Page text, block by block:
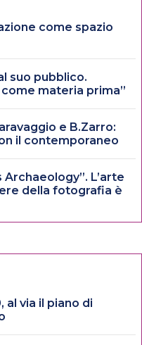
come spazio
suo pubblico.
materia prima”
e B.Zarro:
il contemporaneo
L’arte
della fotografia è
al via il piano di